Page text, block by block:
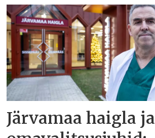
Järvamaa haigla ja